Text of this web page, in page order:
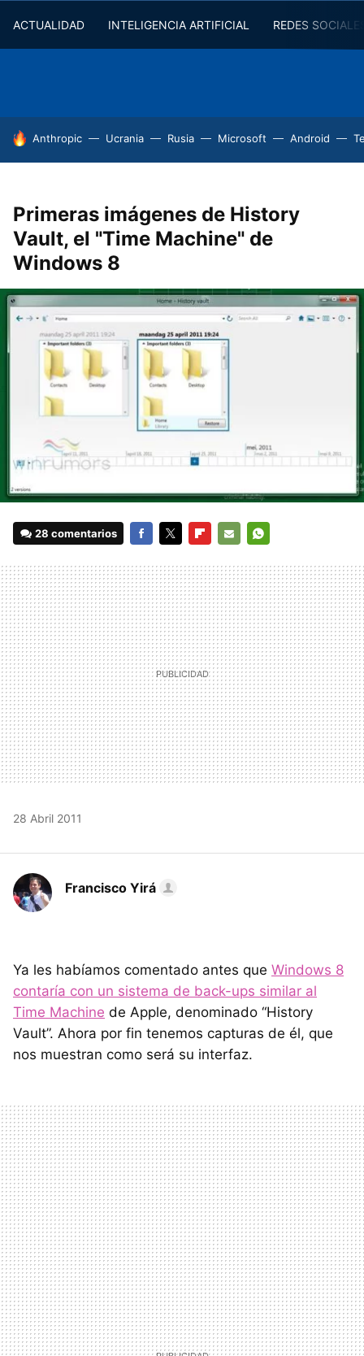
ACTUALIDAD INTELIGENCIA ARTIFICIAL REDES
HOY SE HABLA DE
Anthropic Ucrania Rusia Microsoft Android
Primeras imágenes de History
Vault, el "Time Machine" de
Windows 8
28 comentarios
MAIL
28 Abril 2011
Francisco Yirá
Ya les habíamos comentado antes que Windows 8
contaría con un sistema de back-ups similar al
Time Machine de Apple, denominado “History
Vault”. Ahora por fin tenemos capturas de él, que
nos muestran como será su interfaz.